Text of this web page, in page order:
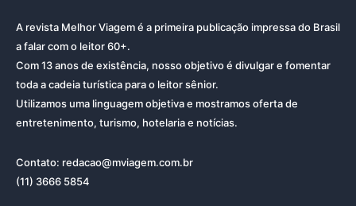
A revista Melhor Viagem é a primeira publicação impressa do Brasil
a falar com o leitor 60+.
Com 13 anos de existência, nosso objetivo é divulgar e fomentar
toda a cadeia turística para o leitor sênior.
Utilizamos uma linguagem objetiva e mostramos oferta de
entretenimento, turismo, hotelaria e notícias.
Contato: redacao@mviagem.com.br
(11) 3666 5854